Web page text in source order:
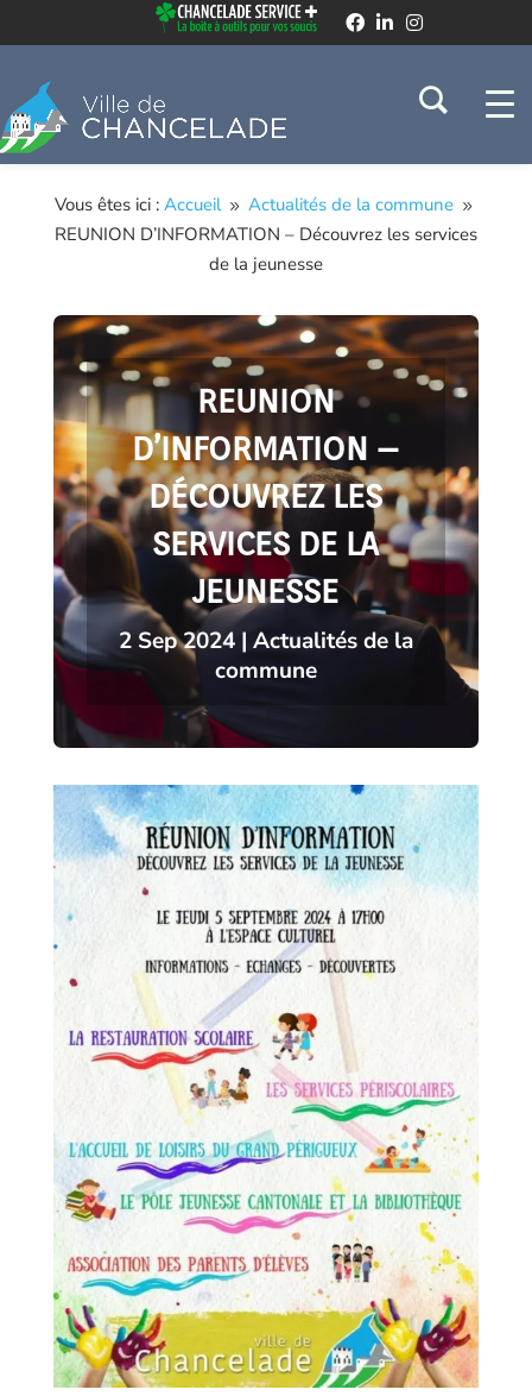
Vous êtes ici :Accueil 9 Actualités de la commune 9
REUNION D’INFORMATION – Découvrez les services
de la jeunesse
REUNION
D’INFORMATION –
DÉCOUVREZ LES
SERVICES DE LA
JEUNESSE
2 Sep 2024| Actualités de la
commune